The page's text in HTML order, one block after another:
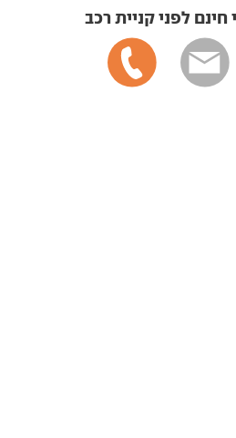
לפני קניית רכב